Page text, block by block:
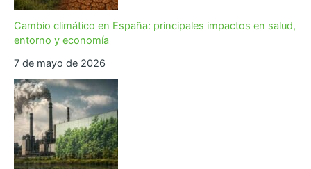
Cambio climático en España: principales impactos en salud,
entorno y economía
7 de mayo de 2026